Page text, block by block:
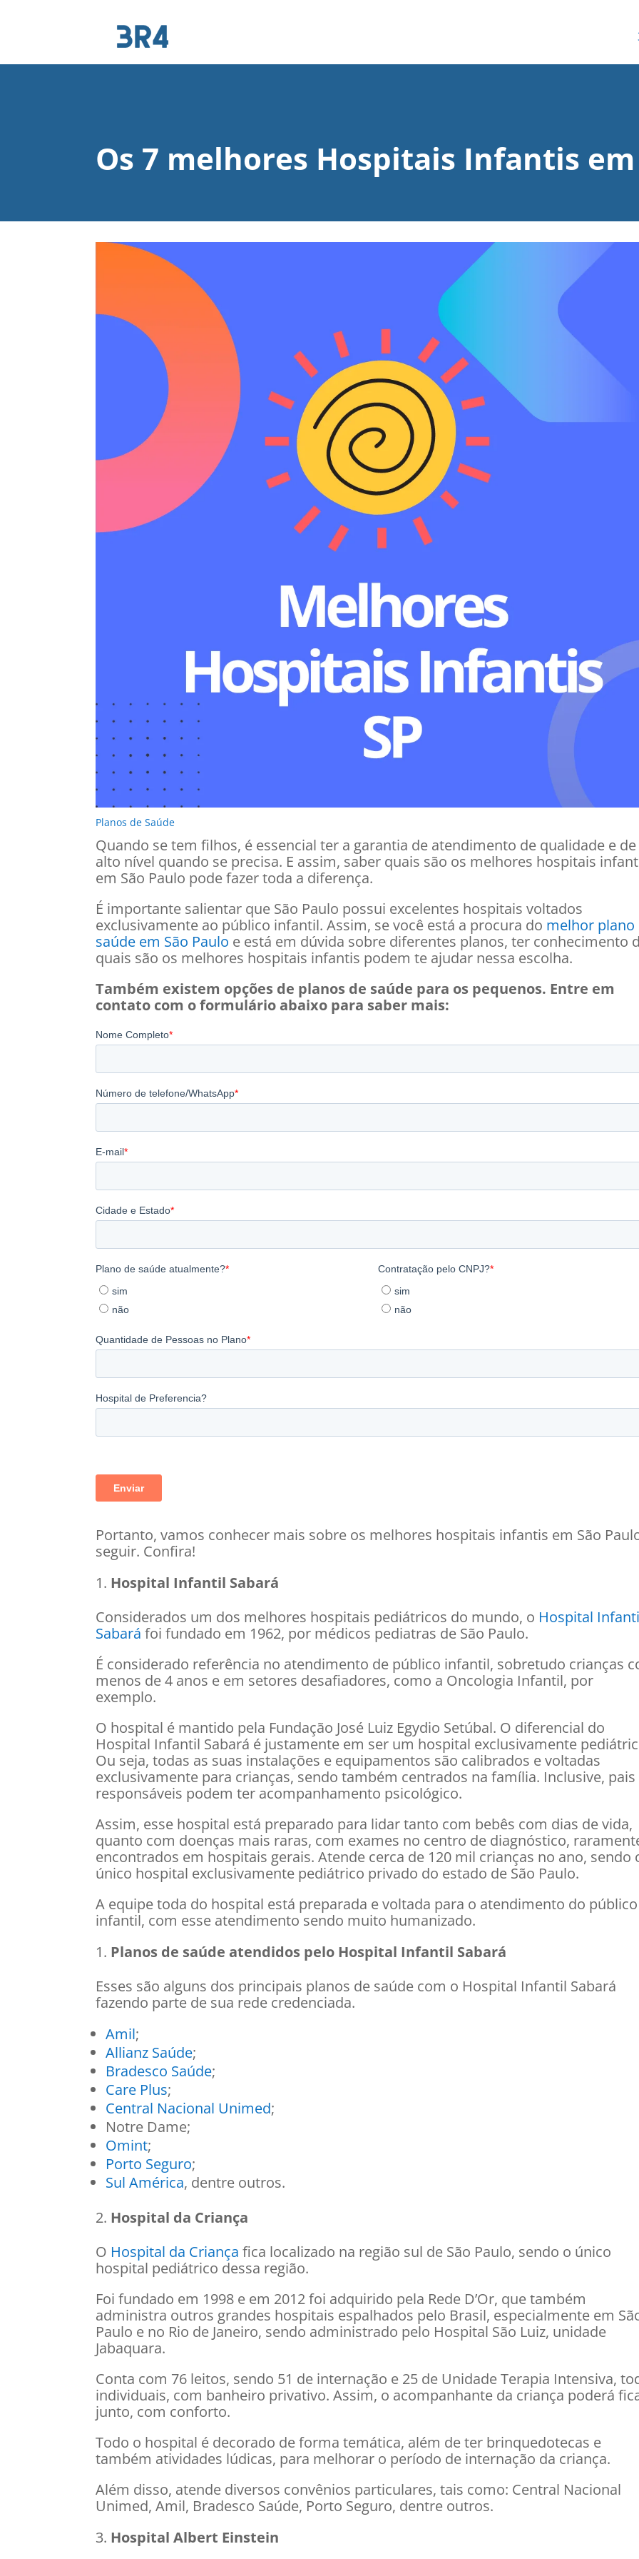
Os 7 melhores Hospitais Infantis em
Planos de Saúde
Quando se tem filhos, é essencial ter a garantia de atendimento de qualidade e de
alto nível quando se precisa. E assim, saber quais são os melhores hospitais
em São Paulo pode fazer toda a diferença.
É importante salientar que São Paulo possui excelentes hospitais voltados
exclusivamente ao público infantil. Assim, se você está a procura do melhor plano
saúde em São Paulo e está em dúvida sobre diferentes planos, ter conhecimento
quais são os melhores hospitais infantis podem te ajudar nessa escolha.
Também existem opções de planos de saúde para os pequenos. Entre em
contato com o formulário abaixo para saber mais:
Portanto, vamos conhecer mais sobre os melhores hospitais infantis em São
seguir. Confira!
Hospital Infantil Sabará
Considerados um dos melhores hospitais pediátricos do mundo, o Hospital
Sabará foi fundado em 1962, por médicos pediatras de São Paulo.
É considerado referência no atendimento de público infantil, sobretudo crianças
menos de 4 anos e em setores desafiadores, como a Oncologia Infantil, por
exemplo.
O hospital é mantido pela Fundação José Luiz Egydio Setúbal. O diferencial do
Hospital Infantil Sabará é justamente em ser um hospital exclusivamente
Ou seja, todas as suas instalações e equipamentos são calibrados e voltadas
exclusivamente para crianças, sendo também centrados na família. Inclusive, pais
responsáveis podem ter acompanhamento psicológico.
Assim, esse hospital está preparado para lidar tanto com bebês com dias de vida,
quanto com doenças mais raras, com exames no centro de diagnóstico,
encontrados em hospitais gerais. Atende cerca de 120 mil crianças no ano, sendo
único hospital exclusivamente pediátrico privado do estado de São Paulo.
A equipe toda do hospital está preparada e voltada para o atendimento do público
infantil, com esse atendimento sendo muito humanizado.
Planos de saúde atendidos pelo Hospital Infantil Sabará
Esses são alguns dos principais planos de saúde com o Hospital Infantil Sabará
fazendo parte de sua rede credenciada.
Amil;
Allianz Saúde;
Bradesco Saúde;
Care Plus;
Central Nacional Unimed;
Notre Dame;
Omint;
Porto Seguro;
Sul América, dentre outros.
Hospital da Criança
O Hospital da Criançafica localizado na região sul de São Paulo, sendo o único
hospital pediátrico dessa região.
Foi fundado em 1998 e em 2012 foi adquirido pela Rede D’Or, que também
administra outros grandes hospitais espalhados pelo Brasil, especialmente em
Paulo e no Rio de Janeiro, sendo administrado pelo Hospital São Luiz, unidade
Jabaquara.
Conta com 76 leitos, sendo 51 de internação e 25 de Unidade Terapia Intensiva,
individuais, com banheiro privativo. Assim, o acompanhante da criança poderá
junto, com conforto.
Todo o hospital é decorado de forma temática, além de ter brinquedotecas e
também atividades lúdicas, para melhorar o período de internação da criança.
Além disso, atende diversos convênios particulares, tais como: Central Nacional
Unimed, Amil, Bradesco Saúde, Porto Seguro, dentre outros.
Hospital Albert Einstein